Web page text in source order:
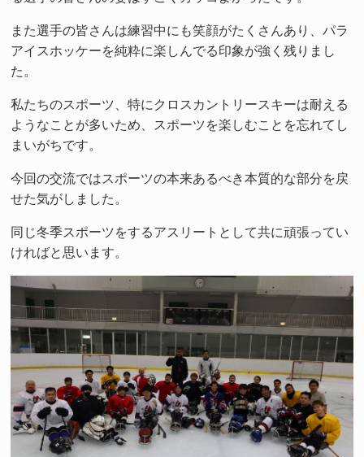
また選手の皆さんは練習中にも笑顔がたくさんあり、パラ
アイスホッケーを純粋に楽しんでる印象が強く残りまし
た。
私たちのスポーツ、特にクロスカントリースキーは耐える
ようなことが多いため、スポーツを楽しむことを忘れてし
まいがちです。
今回の交流ではスポーツの本来あるべき本質的な部分を戻
せた気がしました。
同じ冬季スポーツをするアスリートとして共に頑張ってい
ければと思います。